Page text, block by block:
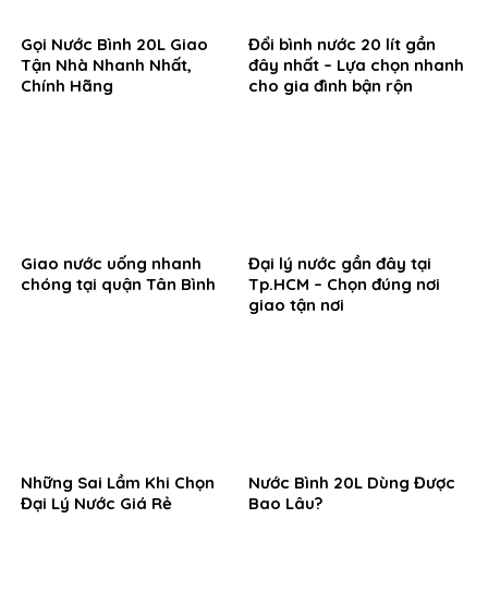
Gọi Nước Bình 20L Giao
Tận Nhà Nhanh Nhất,
Chính Hãng
Đổi bình nước 20 lít gần
đây nhất – Lựa chọn nhanh
cho gia đình bận rộn
Giao nước uống nhanh
chóng tại quận Tân Bình
Đại lý nước gần đây tại
Tp.HCM – Chọn đúng nơi
giao tận nơi
Những Sai Lầm Khi Chọn
Đại Lý Nước Giá Rẻ
Nước Bình 20L Dùng Được
Bao Lâu?